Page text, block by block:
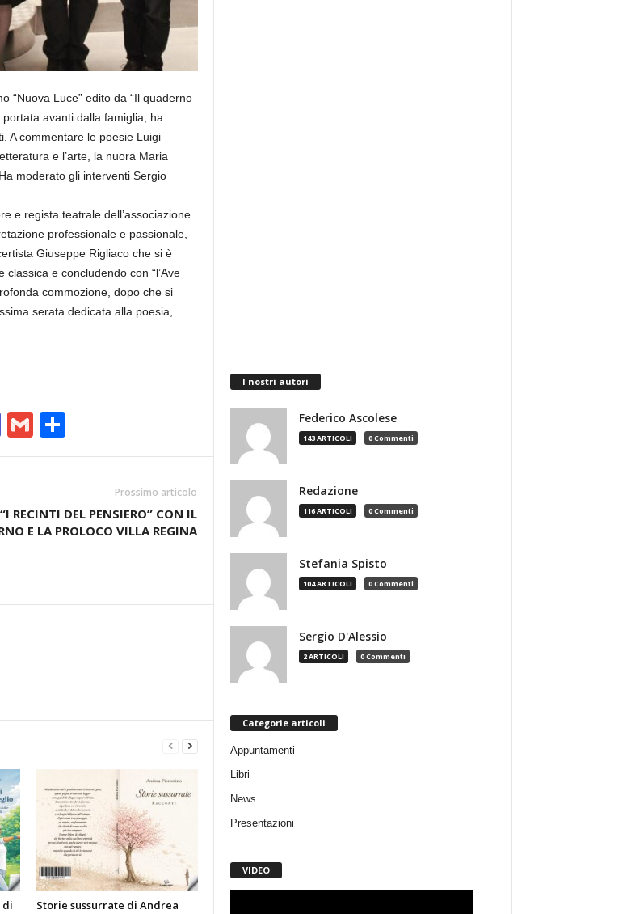
“Nuova Luce” edito da “Il quaderno
avanti dalla famiglia, ha
A commentare le poesie Luigi
e l’arte, la nuora Maria
moderato gli interventi Sergio
e regista teatrale dell’associazione
professionale e passionale,
Giuseppe Rigliaco che si è
e concludendo con “l’Ave
commozione, dopo che si
serata dedicata alla poesia,
TeamsGmail
Prossimo articolo
“I RECINTI DEL PENSIERO” CON IL
E LA PROLOCO VILLA REGINA
di
Storie sussurrate di Andrea
I nostri autori
Federico Ascolese
143 ARTICOLI 0 Commenti
Redazione
116 ARTICOLI 0 Commenti
Stefania Spisto
104 ARTICOLI 0 Commenti
Sergio D'Alessio
2 ARTICOLI 0 Commenti
Categorie articoli
Appuntamenti
Libri
News
Presentazioni
VIDEO